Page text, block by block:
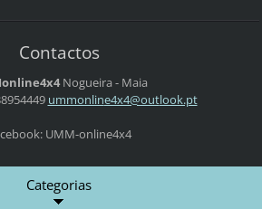
Contactos
Nogueira - Maia
ummonline4x4@outlook.pt
UMM-online4x4
Categorias